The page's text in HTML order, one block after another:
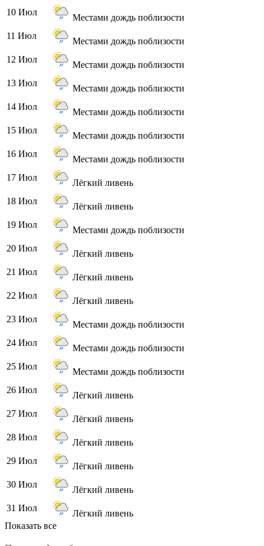
10 Июл
Местами дождь поблизости
11 Июл
Местами дождь поблизости
12 Июл
Местами дождь поблизости
13 Июл
Местами дождь поблизости
14 Июл
Местами дождь поблизости
15 Июл
Местами дождь поблизости
16 Июл
Местами дождь поблизости
17 Июл
Лёгкий ливень
18 Июл
Лёгкий ливень
19 Июл
Местами дождь поблизости
20 Июл
Лёгкий ливень
21 Июл
Лёгкий ливень
22 Июл
Лёгкий ливень
23 Июл
Местами дождь поблизости
24 Июл
Местами дождь поблизости
25 Июл
Местами дождь поблизости
26 Июл
Лёгкий ливень
27 Июл
Лёгкий ливень
28 Июл
Лёгкий ливень
29 Июл
Лёгкий ливень
30 Июл
Лёгкий ливень
31 Июл
Лёгкий ливень
Показать все